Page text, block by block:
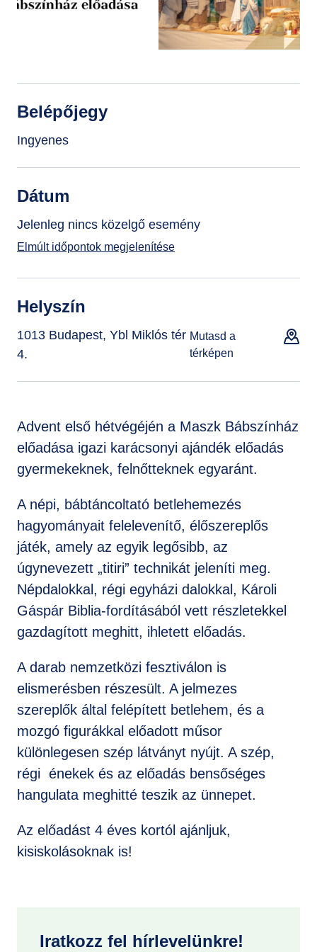
Belépőjegy
Ingyenes
Dátum
Jelenleg nincs közelgő esemény
Elmúlt időpontok megjelenítése
Helyszín
1013 Budapest, Ybl Miklós tér
4.
Mutasd a
térképen
Advent első hétvégéjén a Maszk Bábszínház
előadása igazi karácsonyi ajándék előadás
gyermekeknek, felnőtteknek egyaránt.
A népi, bábtáncoltató betlehemezés
hagyományait felelevenítő, élőszereplős
játék, amely az egyik legősibb, az
úgynevezett „titiri” technikát jeleníti meg.
Népdalokkal, régi egyházi dalokkal, Károli
Gáspár Biblia-fordításából vett részletekkel
gazdagított meghitt, ihletett előadás.
A darab nemzetközi fesztiválon is
elismerésben részesült. A jelmezes
szereplők által felépített betlehem, és a
mozgó figurákkal előadott műsor
különlegesen szép látványt nyújt. A szép,
régi énekek és az előadás bensőséges
hangulata meghitté teszik az ünnepet.
Az előadást 4 éves kortól ajánljuk,
kisiskolásoknak is!
Iratkozz fel hírlevelünkre!